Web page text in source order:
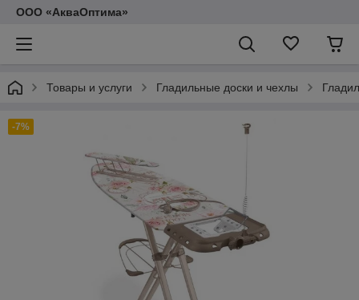
ООО «АкваОптима»
Товары и услуги Гладильные доски и чехлы
-7%